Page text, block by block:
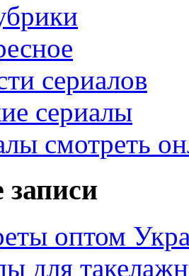
сериалов
сериалы
смотреть
оптом
для